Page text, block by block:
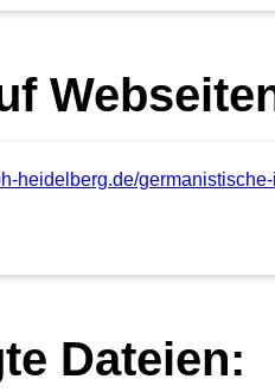
heidelberg.de/
Dateien: